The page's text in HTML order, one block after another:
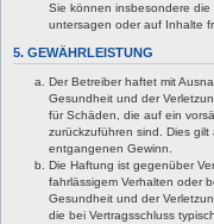
Sie können insbesondere die
untersagen oder auf Inhalte
5. GEWÄHRLEISTUNG
Der Betreiber haftet mit
Gesundheit und der
für Schäden, die auf ein
zurückzuführen sind. Dies
entgangenen Gewinn.
Die Haftung ist gegenüber
fahrlässigem Verhalten oder
Gesundheit und der
die bei Vertragsschluss